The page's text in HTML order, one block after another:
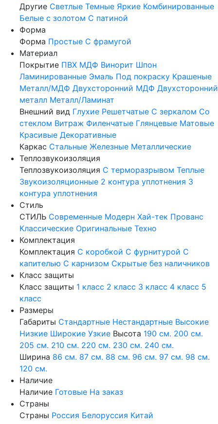
Другие Светлые Темные Яркие Комбинированные
Белые с золотом С патиной
Форма
Форма Простые С фрамугой
Материал
Покрытие ПВХ МДФ Винорит Шпон
Ламинированные Эмаль Под покраску Крашеные
Металл/МДФ Двухсторонний МДФ Двухсторонний
металл Металл/Ламинат
Внешний вид Глухие Решетчатые С зеркалом Со
стеклом Витраж Филенчатые Глянцевые Матовые
Красивые Декоративные
Каркас Стальные Железные Металлические
Теплозвукоизоляция
Теплозвукоизоляция С терморазрывом Теплые
Звукоизоляционные 2 контура уплотнения 3
контура уплотнения
Стиль
СТИЛЬ Современные Модерн Хай-тек Прованс
Классические Оригинальные Техно
Комплектация
Комплектация С коробкой С фурнитурой С
капителью С карнизом Скрытые без наличников
Класс защиты
Класс защиты 1 класс 2 класс 3 класс 4 класс 5
класс
Размеры
Габариты Стандартные Нестандартные Высокие
Низкие Широкие Узкие Высота 190 см. 200 см.
205 см. 210 см. 220 см. 230 см. 240 см.
Ширина 86 см. 87 см. 88 см. 96 см. 97 см. 98 см.
120 см.
Наличие
Наличие Готовые На заказ
Страны
Страны Россия Белоруссия Китай